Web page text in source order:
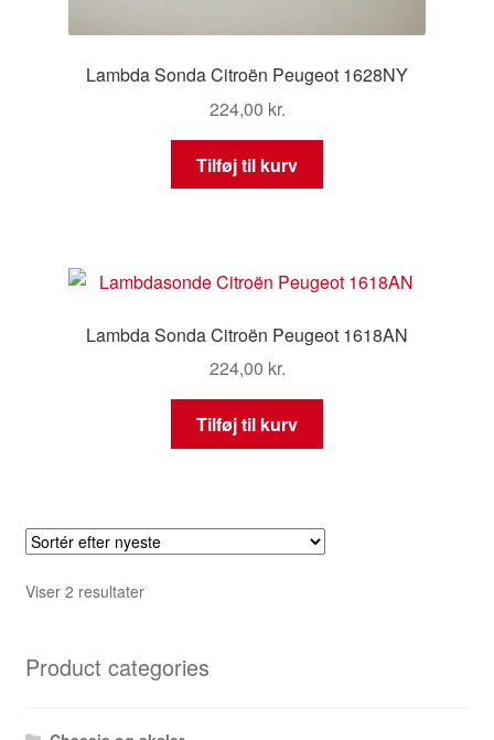
Lambda Sonda Citroën Peugeot 1628NY
224,00 kr.
Tilføj til kurv
Lambda Sonda Citroën Peugeot 1618AN
224,00 kr.
Tilføj til kurv
Viser 2 resultaterSorteret
Product categories